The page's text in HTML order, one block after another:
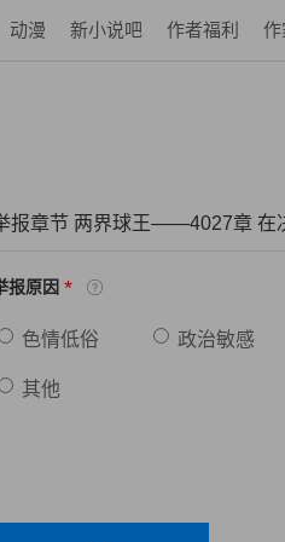
动漫 新小说吧 作者福利 作
报章节 两界球王——4027章 在
报原因 *
色情低俗 政治敏感
其他